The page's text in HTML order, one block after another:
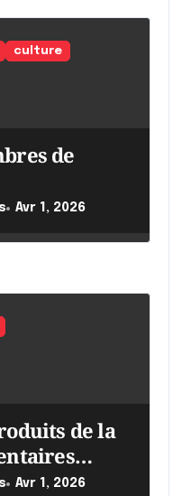
culture
de
Avr 1, 2026
de la
Avr 1, 2026